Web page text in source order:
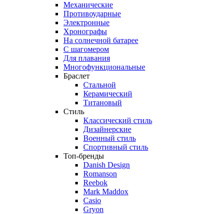
Механические
Противоударные
Электронные
Хронографы
На солнечной батарее
С шагомером
Для плавания
Многофункциональные
Браслет
Стальной
Керамический
Титановый
Стиль
Классический стиль
Дизайнерские
Военный стиль
Спортивный стиль
Топ-бренды
Danish Design
Romanson
Reebok
Mark Maddox
Casio
Gryon